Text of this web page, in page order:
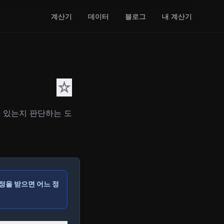
계산기 데이터 블로그 내 계산기
☆
는지 판단하는 도
을 받으면 어느 정